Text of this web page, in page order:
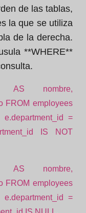
de las tablas,
la que se utiliza
de la derecha.
**WHERE**
AS nombre,
FROM employees
=
IS NOT
AS nombre,
FROM employees
=